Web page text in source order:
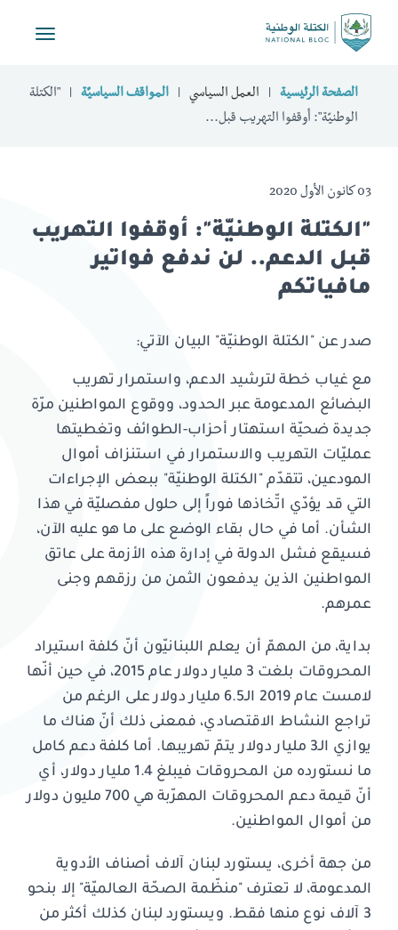
Toggle
الصفحة الرئيسية العمل السياسي المواقف السياسيّة
"الكتلة
الوطنيّة": أوقفوا التهريب قبل...
03 كانون الأول 2020
"الكتلة الوطنيّة": أوقفوا التهريب
قبل الدعم.. لن ندفع فواتير
مافياتكم
صدر عن "الكتلة الوطنيّة" البيان الآتي:
مع غياب خطة لترشيد الدعم، واستمرار تهريب
البضائع المدعومة عبر الحدود، ووقوع المواطنين مرّة
جديدة ضحيّة استهتار أحزاب-الطوائف وتغطيتها
عمليّات التهريب والاستمرار في استنزاف أموال
المودعين، تتقدّم "الكتلة الوطنيّة" ببعض الإجراءات
التي قد يؤدّي اتّخاذها فوراً إلى حلول مفصليّة في هذا
الشأن. أما في حال بقاء الوضع على ما هو عليه الآن،
فسيقع فشل الدولة في إدارة هذه الأزمة على عاتق
المواطنين الذين يدفعون الثمن من رزقهم وجنى
عمرهم.
بداية، من المهمّ أن يعلم اللبنانيّون أنّ كلفة استيراد
المحروقات بلغت 3 مليار دولار عام 2015، في حين أنّها
لامست عام 2019 الـ6.5 مليار دولار على الرغم من
تراجع النشاط الاقتصادي، فمعنى ذلك أنّ هناك ما
يوازي الـ3 مليار دولار يتمّ تهريبها. أما كلفة دعم كامل
ما نستورده من المحروقات فيبلغ 1.4 مليار دولار، أي
أنّ قيمة دعم المحروقات المهرّبة هي 700 مليون دولار
من أموال المواطنين.
من جهة أخرى، يستورد لبنان آلاف أصناف الأدوية
المدعومة، لا تعترف "منظّمة الصحّة العالميّة" إلا بنحو
3 آلاف نوع منها فقط. ويستورد لبنان كذلك أكثر من